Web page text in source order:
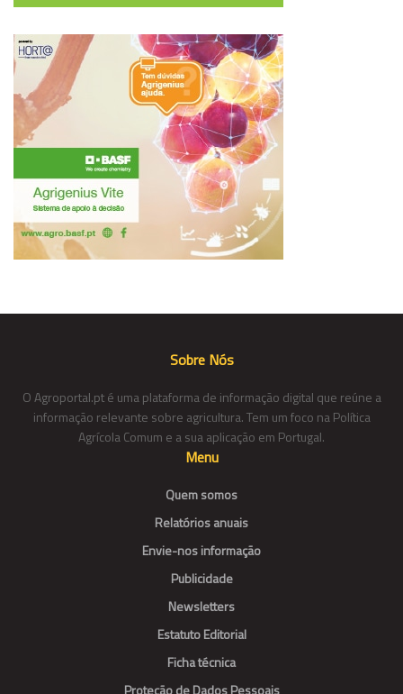
Sobre Nós
O Agroportal.pt é uma plataforma de informação digital que reúne a
informação relevante sobre agricultura. Tem um foco na Política
Agrícola Comum e a sua aplicação em Portugal.
Menu
Quem somos
Relatórios anuais
Envie-nos informação
Publicidade
Newsletters
Estatuto Editorial
Ficha técnica
Proteção de Dados Pessoais